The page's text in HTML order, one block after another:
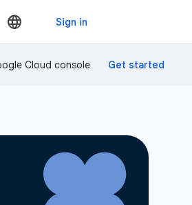
Cloud console